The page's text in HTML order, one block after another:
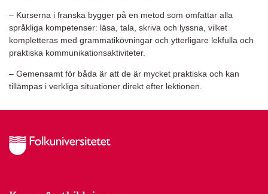
– Kurserna i franska bygger på en metod som omfattar alla
språkliga kompetenser: läsa, tala, skriva och lyssna, vilket
kompletteras med grammatikövningar och ytterligare lekfulla och
praktiska kommunikationsaktiviteter.
– Gemensamt för båda är att de är mycket praktiska och kan
tillämpas i verkliga situationer direkt efter lektionen.